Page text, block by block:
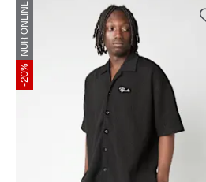
NUR ONLINE
-20%